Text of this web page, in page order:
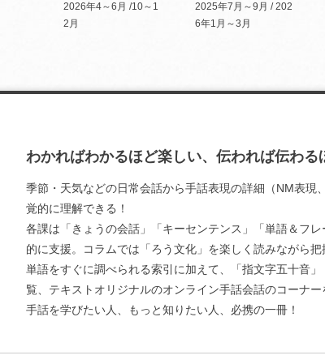
2026年4～6月 /10～1
2月
2025年7月～9月 / 202
6年1月～3月
わかればわかるほど楽しい、伝われば伝わる
季節・天気などの日常会話から手話表現の詳細（NM表現
覚的に理解できる！
各課は「きょうの会話」「キーセンテンス」「単語＆フ
的に支援。コラムでは「ろう文化」を楽しく読みながら
単語をすぐに調べられる索引に加えて、「指文字五十音
覧、テキストオリジナルのオンライン手話会話のコーナー
手話を学びたい人、もっと知りたい人、必携の一冊！